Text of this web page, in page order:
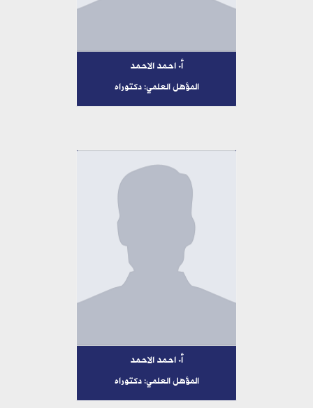
أ. احمد الاحمد
المؤهل العلمي: دكتوراه
أ. احمد الاحمد
المؤهل العلمي: دكتوراه